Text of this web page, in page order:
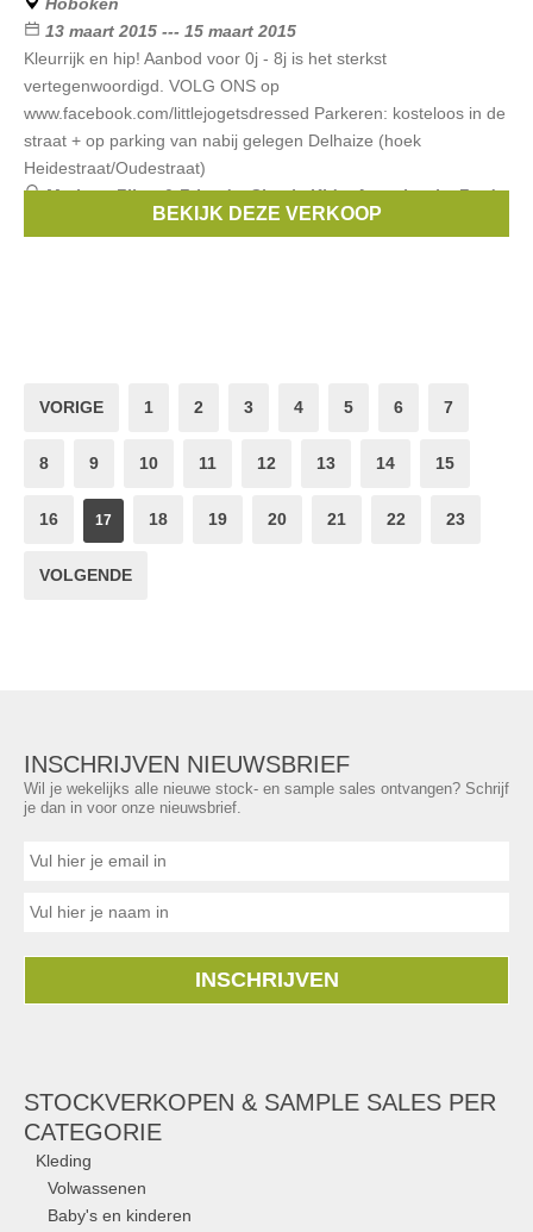
13 maart 2015 --- 15 maart 2015
Kleurrijk en hip! Aanbod voor 0j - 8j is het sterkst
vertegenwoordigd. VOLG ONS op
www.facebook.com/littlejogetsdressed Parkeren: kosteloos in de
straat + op parking van nabij gelegen Delhaize (hoek
Heidestraat/Oudestraat)
Merken:Filou & Friends,Simple Kids,Anne kurris,Fred
Bellerose, ...
BEKIJK DEZE VERKOOP
VORIGE 1 2 3 4 5 6 7
8 9 10 11 12 13 14 15
16 17 18 19 20 21 22 23
VOLGENDE
INSCHRIJVEN NIEUWSBRIEF
Wil je wekelijks alle nieuwe stock- en sample sales ontvangen? Schrijf
je dan in voor onze nieuwsbrief.
INSCHRIJVEN
STOCKVERKOPEN & SAMPLE SALES PER
CATEGORIE
Kleding
Volwassenen
Baby's en kinderen